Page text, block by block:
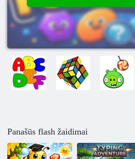
Panašūs flash žaidimai